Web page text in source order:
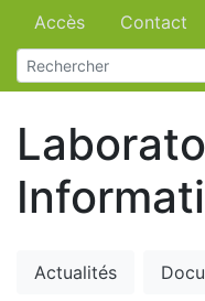
Accès Contact
Actualités